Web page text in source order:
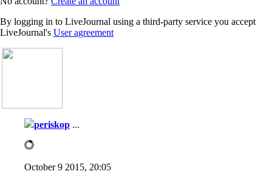
By logging in to LiveJournal using a third-party service you accept
LiveJournal's User agreement
periskop ...
October 9 2015, 20:05